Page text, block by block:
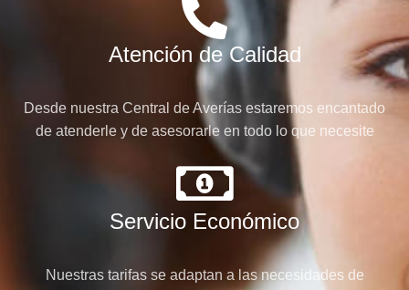
Atención de Calidad
Desde nuestra Central de Averías estaremos encantado
de atenderle y de asesorarle en todo lo que necesite
Servicio Económico
Nuestras tarifas se adaptan a las necesidades de